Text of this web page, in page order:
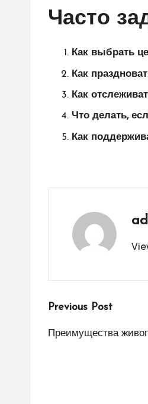
Часто
Как выбрать
Как
Как
Что делать,
Как
Post
Previous Post
Преимущества